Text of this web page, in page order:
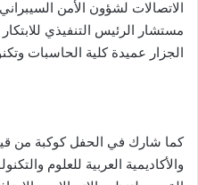
الاتصالات لشؤون الأمن
مستشار الرئيس التنفيذي
الجزار عميدة كلية الحاسبات
كما شارك في الحفل كوكبة من
والأكاديمية العربية للعلوم